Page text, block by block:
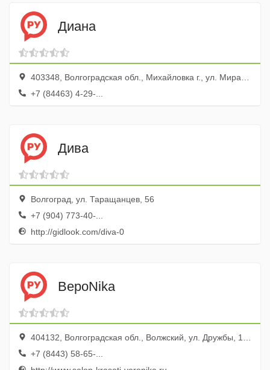
Диана
403348, Волгоградская обл., Михайловка г., ул. Мира, 81
+7 (84463) 4-29-...
Дива
Волгоград, ул. Таращанцев, 56
+7 (904) 773-40-...
http://gidlook.com/diva-0
ВероNika
404132, Волгоградская обл., Волжский, ул. Дружбы, 107
+7 (8443) 58-65-...